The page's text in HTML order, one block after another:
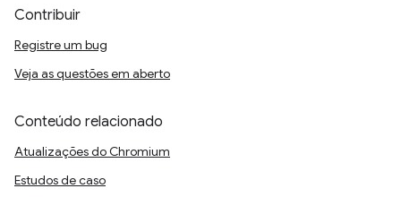
Contribuir
Registre um bug
Veja as questões em aberto
Conteúdo relacionado
Atualizações do Chromium
Estudos de caso